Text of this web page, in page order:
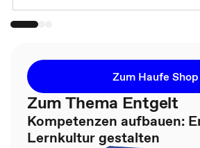
Zum Haufe Shop
Zum Thema Entgelt
Kompetenzen aufbauen:
Lernkultur gestalten